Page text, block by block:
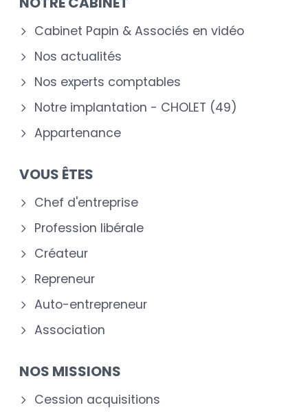
Cabinet Papin & Associés en vidéo
Nos actualités
Nos experts comptables
Notre implantation - CHOLET (49)
Appartenance
VOUS ÊTES
Chef d'entreprise
Profession libérale
Créateur
Repreneur
Auto-entrepreneur
Association
NOS MISSIONS
Cession acquisitions